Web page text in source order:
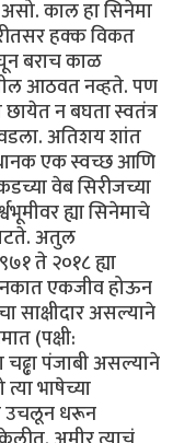
काल हा सिनेमा
हक्क विकत
बराच काळ
आठवत नव्हते. पण
न बघता स्वतंत्र
अतिशय शांत
एक स्वच्छ आणि
वेब सिरीजच्या
ह्या सिनेमाचे
अतुल
ते २०१८ ह्या
एकजीव होऊन
असल्याने
(पक्षी:
पंजाबी असल्याने
भाषेच्या
उचलून धरून